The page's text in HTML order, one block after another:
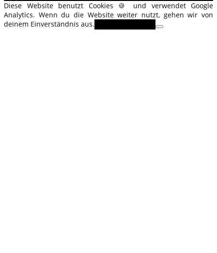
Diese Website benutzt Cookies 🍪 und verwendet Google
Analytics. Wenn du die Website weiter nutzt, gehen wir von
deinem Einverständnis aus.